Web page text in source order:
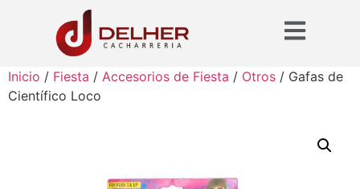
Inicio / Fiesta / Accesorios de Fiesta / Otros / Gafas de
Científico Loco